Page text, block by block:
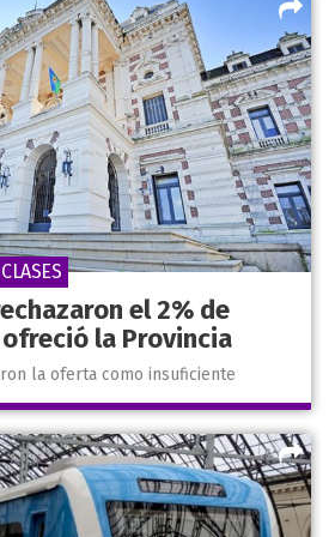
el 2% de
la Provincia
la oferta como insuficiente